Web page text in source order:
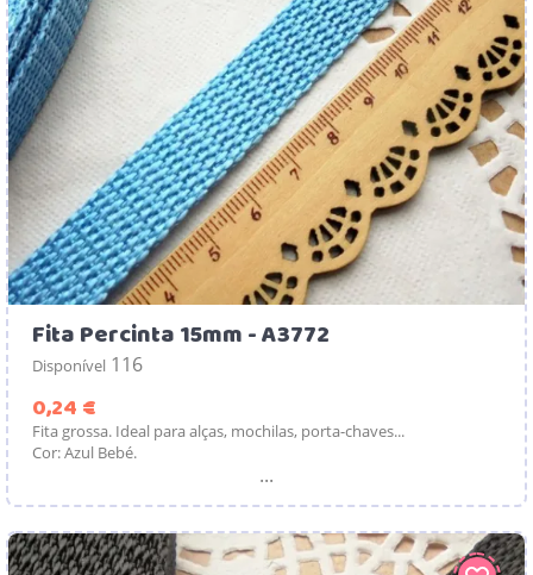
Fita Percinta 15mm - A3772
Disponível 116
0,24 €
Fita grossa. Ideal para alças, mochilas, porta-chaves...
Cor: Azul Bebé.
...